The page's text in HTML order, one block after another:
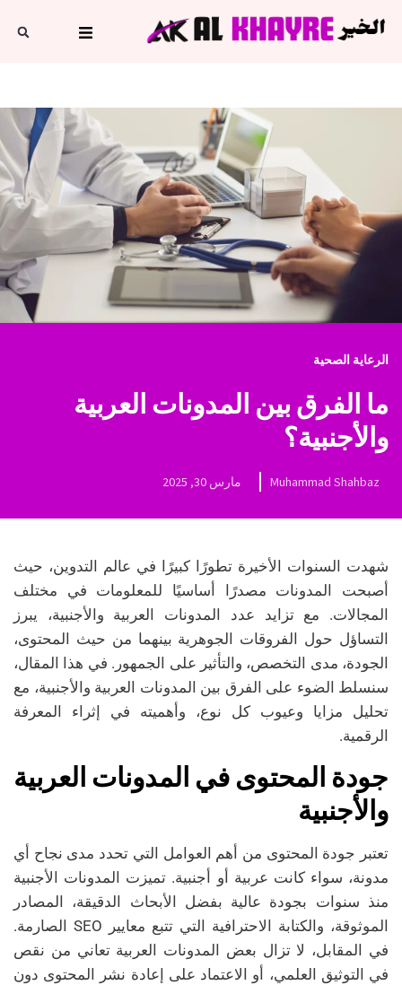
الرعاية الصحية
ما الفرق بين المدونات العربية
والأجنبية؟
Muhammad Shahbaz مارس 30, 2025
شهدت السنوات الأخيرة تطورًا كبيرًا في عالم التدوين، حيث
أصبحت المدونات مصدرًا أساسيًا للمعلومات في مختلف
المجالات. مع تزايد عدد المدونات العربية والأجنبية، يبرز
التساؤل حول الفروقات الجوهرية بينهما من حيث المحتوى،
الجودة، مدى التخصص، والتأثير على الجمهور. في هذا المقال،
سنسلط الضوء على الفرق بين المدونات العربية والأجنبية، مع
تحليل مزايا وعيوب كل نوع، وأهميته في إثراء المعرفة
الرقمية.
جودة المحتوى في المدونات العربية
والأجنبية
تعتبر جودة المحتوى من أهم العوامل التي تحدد مدى نجاح أي
مدونة، سواء كانت عربية أو أجنبية. تميزت المدونات الأجنبية
منذ سنوات بجودة عالية بفضل الأبحاث الدقيقة، المصادر
الموثوقة، والكتابة الاحترافية التي تتبع معايير SEO الصارمة.
في المقابل، لا تزال بعض المدونات العربية تعاني من نقص
في التوثيق العلمي، أو الاعتماد على إعادة نشر المحتوى دون